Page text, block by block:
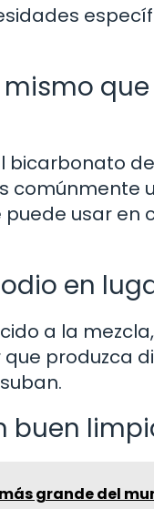
bicarbonato
comúnmente
usar en
en
a la
produzca
buen
grande del